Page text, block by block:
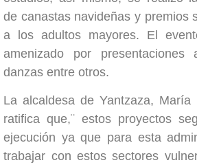
de canastas navideñas y premios
a los adultos mayores. El
amenizado por presentaciones
danzas entre otros.
La alcaldesa de Yantzaza, María
ratifica que,¨ estos proyectos
ejecución ya que para esta
trabajar con estos sectores